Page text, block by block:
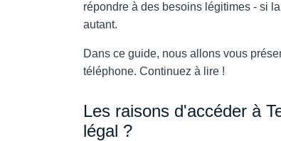
répondre à des besoins légitimes - si
autant.
Dans ce guide, nous allons vous
téléphone. Continuez à lire !
Les raisons d'accéder à
légal ?